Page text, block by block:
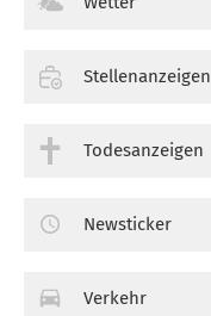
Stellenanzeigen
Todesanzeigen
Newsticker
Verkehr